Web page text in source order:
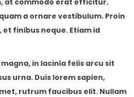
a ornare vestibulum. Proin
finibus neque. Etiam id
in lacinia felis arcu sit
urna. Duis lorem sapien,
rutrum faucibus elit. Nullam